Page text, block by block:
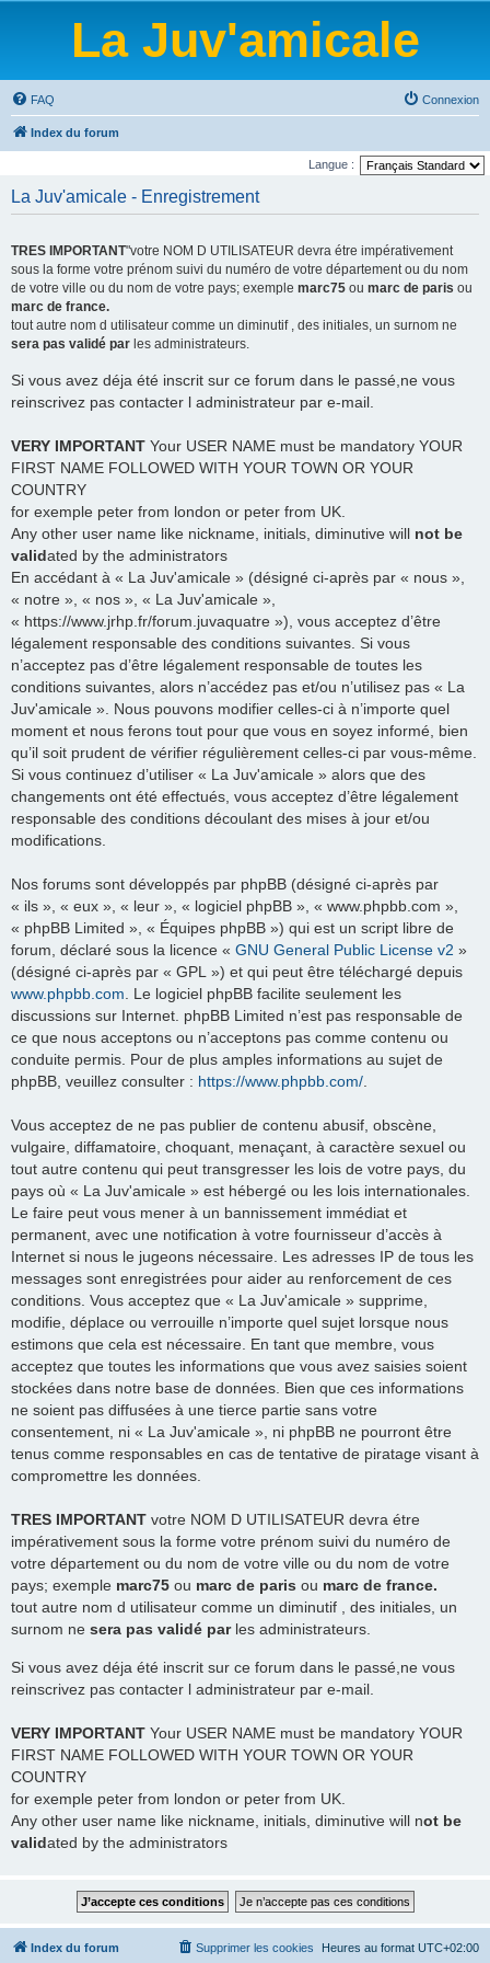
La Juv'amicale
FAQ Connexion
Index du forum
Langue :
La Juv'amicale - Enregistrement
TRES IMPORTANT"votre NOM D UTILISATEUR devra étre impérativement
sous la forme votre prénom suivi du numéro de votre département ou du nom
de votre ville ou du nom de votre pays; exemple marc75 ou marc de paris ou
marc de france.
tout autre nom d utilisateur comme un diminutif , des initiales, un surnom ne
sera pas validé par les administrateurs.
Si vous avez déja été inscrit sur ce forum dans le passé,ne vous
reinscrivez pas contacter l administrateur par e-mail.
VERY IMPORTANT Your USER NAME must be mandatory YOUR
FIRST NAME FOLLOWED WITH YOUR TOWN OR YOUR
COUNTRY
for exemple peter from london or peter from UK.
Any other user name like nickname, initials, diminutive will not be
validated by the administrators
En accédant à « La Juv'amicale » (désigné ci-après par « nous »,
« notre », « nos », « La Juv'amicale »,
« https://www.jrhp.fr/forum.juvaquatre »), vous acceptez d’être
légalement responsable des conditions suivantes. Si vous
n’acceptez pas d’être légalement responsable de toutes les
conditions suivantes, alors n’accédez pas et/ou n’utilisez pas « La
Juv'amicale ». Nous pouvons modifier celles-ci à n’importe quel
moment et nous ferons tout pour que vous en soyez informé, bien
qu’il soit prudent de vérifier régulièrement celles-ci par vous-même.
Si vous continuez d’utiliser « La Juv'amicale » alors que des
changements ont été effectués, vous acceptez d’être légalement
responsable des conditions découlant des mises à jour et/ou
modifications.
Nos forums sont développés par phpBB (désigné ci-après par
« ils », « eux », « leur », « logiciel phpBB », « www.phpbb.com »,
« phpBB Limited », « Équipes phpBB ») qui est un script libre de
forum, déclaré sous la licence « GNU General Public License v2 »
(désigné ci-après par « GPL ») et qui peut être téléchargé depuis
www.phpbb.com. Le logiciel phpBB facilite seulement les
discussions sur Internet. phpBB Limited n’est pas responsable de
ce que nous acceptons ou n’acceptons pas comme contenu ou
conduite permis. Pour de plus amples informations au sujet de
phpBB, veuillez consulter : https://www.phpbb.com/.
Vous acceptez de ne pas publier de contenu abusif, obscène,
vulgaire, diffamatoire, choquant, menaçant, à caractère sexuel ou
tout autre contenu qui peut transgresser les lois de votre pays, du
pays où « La Juv'amicale » est hébergé ou les lois internationales.
Le faire peut vous mener à un bannissement immédiat et
permanent, avec une notification à votre fournisseur d’accès à
Internet si nous le jugeons nécessaire. Les adresses IP de tous les
messages sont enregistrées pour aider au renforcement de ces
conditions. Vous acceptez que « La Juv'amicale » supprime,
modifie, déplace ou verrouille n’importe quel sujet lorsque nous
estimons que cela est nécessaire. En tant que membre, vous
acceptez que toutes les informations que vous avez saisies soient
stockées dans notre base de données. Bien que ces informations
ne soient pas diffusées à une tierce partie sans votre
consentement, ni « La Juv'amicale », ni phpBB ne pourront être
tenus comme responsables en cas de tentative de piratage visant à
compromettre les données.
TRES IMPORTANT votre NOM D UTILISATEUR devra étre
impérativement sous la forme votre prénom suivi du numéro de
votre département ou du nom de votre ville ou du nom de votre
pays; exemple marc75 ou marc de paris ou marc de france.
tout autre nom d utilisateur comme un diminutif , des initiales, un
surnom ne sera pas validé parles administrateurs.
Si vous avez déja été inscrit sur ce forum dans le passé,ne vous
reinscrivez pas contacter l administrateur par e-mail.
VERY IMPORTANT Your USER NAME must be mandatory YOUR
FIRST NAME FOLLOWED WITH YOUR TOWN OR YOUR
COUNTRY
for exemple peter from london or peter from UK.
Any other user name like nickname, initials, diminutive will not be
validated by the administrators
Index du forum Heures au format UTC+02:00
Supprimer les cookies